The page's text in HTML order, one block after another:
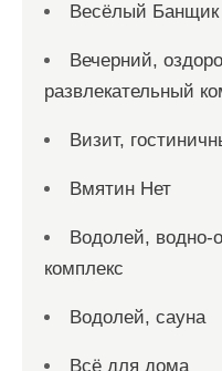
Весёлый Банщик
Вечерний,
развлекательный
Визит,
Вмятин Нет
Водолей, водно-
комплекс
Водолей, сауна
Всё для дома